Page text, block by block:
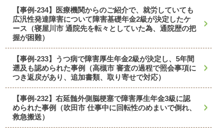
【事例-234】医療機関からのご紹介で、就労していても
広汎性発達障害について障害基礎年金2級が決定したケ
ース（寝屋川市 通院先を転々としていた為、通院歴の把
握が困難）
【事例-233】うつ病で障害厚生年金2級が決定し、5年間
遡及も認められた事例（高槻市 審査の過程で照会事項に
つき返戻があり、追加書類、取り寄せで対応）
【事例-232】右延髄外側脳梗塞で障害厚生年金3級に認
められた事例（吹田市 仕事中に回転性のめまいで倒れ、
救急搬送）